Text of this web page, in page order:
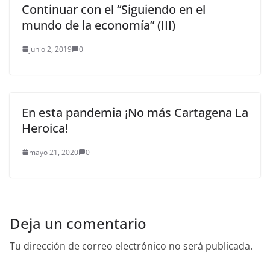
Continuar con el “Siguiendo en el
mundo de la economía” (III)
junio 2, 2019 0
En esta pandemia ¡No más Cartagena La
Heroica!
mayo 21, 2020 0
Deja un comentario
Tu dirección de correo electrónico no será publicada.